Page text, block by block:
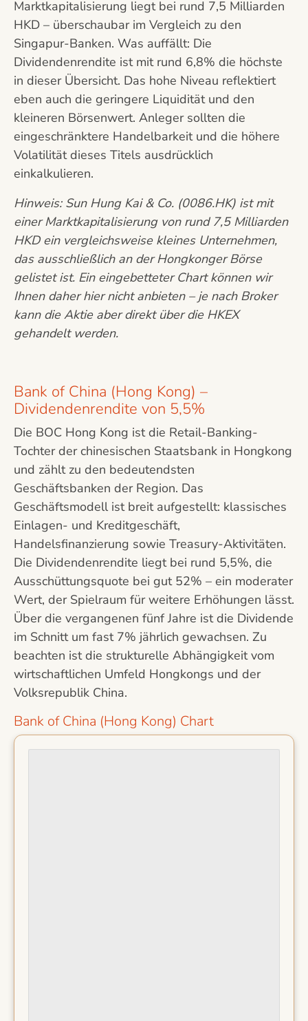
Marktkapitalisierung liegt bei rund 7,5 Milliarden
HKD – überschaubar im Vergleich zu den
Singapur-Banken. Was auffällt: Die
Dividendenrendite ist mit rund 6,8% die höchste
in dieser Übersicht. Das hohe Niveau reflektiert
eben auch die geringere Liquidität und den
kleineren Börsenwert. Anleger sollten die
eingeschränktere Handelbarkeit und die höhere
Volatilität dieses Titels ausdrücklich
einkalkulieren.
Hinweis: Sun Hung Kai & Co. (0086.HK) ist mit
einer Marktkapitalisierung von rund 7,5 Milliarden
HKD ein vergleichsweise kleines Unternehmen,
das ausschließlich an der Hongkonger Börse
gelistet ist. Ein eingebetteter Chart können wir
Ihnen daher hier nicht anbieten – je nach Broker
kann die Aktie aber direkt über die HKEX
gehandelt werden.
Bank of China (Hong Kong) –
Dividendenrendite von 5,5%
Die BOC Hong Kong ist die Retail-Banking-
Tochter der chinesischen Staatsbank in Hongkong
und zählt zu den bedeutendsten
Geschäftsbanken der Region. Das
Geschäftsmodell ist breit aufgestellt: klassisches
Einlagen- und Kreditgeschäft,
Handelsfinanzierung sowie Treasury-Aktivitäten.
Die Dividendenrendite liegt bei rund 5,5%, die
Ausschüttungsquote bei gut 52% – ein moderater
Wert, der Spielraum für weitere Erhöhungen lässt.
Über die vergangenen fünf Jahre ist die Dividende
im Schnitt um fast 7% jährlich gewachsen. Zu
beachten ist die strukturelle Abhängigkeit vom
wirtschaftlichen Umfeld Hongkongs und der
Volksrepublik China.
Bank of China (Hong Kong) Chart